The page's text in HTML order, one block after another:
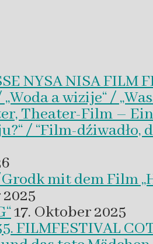
NYSA NISA FILM
a wizije“ /
Theater-Film –
/ “Film-
mit dem Film
17. Oktober 2025
FILMFESTIVAL